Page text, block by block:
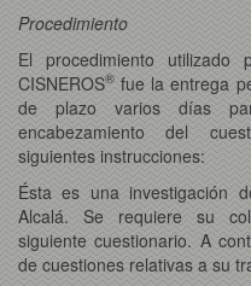
Procedimiento
El procedimiento utilizado
CISNEROS® fue la entrega
de plazo varios días
encabezamiento del
siguientes instrucciones:
Ésta es una investigación
Alcalá. Se requiere su
siguiente cuestionario. A
de cuestiones relativas a su